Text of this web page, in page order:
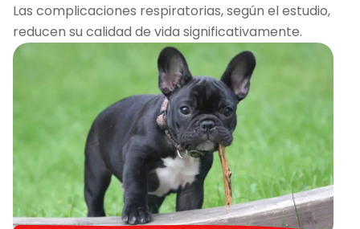
Las complicaciones respiratorias, según el estudio,
reducen su calidad de vida significativamente.